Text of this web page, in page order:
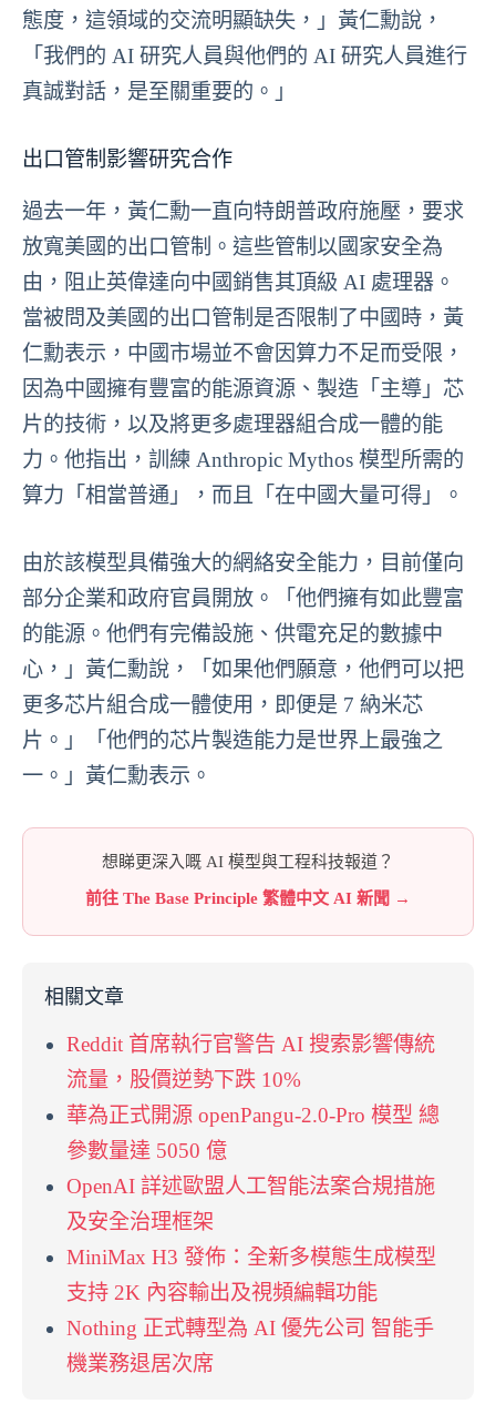
態度，這領域的交流明顯缺失，」黃仁勳說，
「我們的 AI 研究人員與他們的 AI 研究人員進行
真誠對話，是至關重要的。」
出口管制影響研究合作
過去一年，黃仁勳一直向特朗普政府施壓，要求
放寬美國的出口管制。這些管制以國家安全為
由，阻止英偉達向中國銷售其頂級 AI 處理器。
當被問及美國的出口管制是否限制了中國時，黃
仁勳表示，中國市場並不會因算力不足而受限，
因為中國擁有豐富的能源資源、製造「主導」芯
片的技術，以及將更多處理器組合成一體的能
力。他指出，訓練 Anthropic Mythos 模型所需的
算力「相當普通」，而且「在中國大量可得」。
由於該模型具備強大的網絡安全能力，目前僅向
部分企業和政府官員開放。「他們擁有如此豐富
的能源。他們有完備設施、供電充足的數據中
心，」黃仁勳說，「如果他們願意，他們可以把
更多芯片組合成一體使用，即便是 7 納米芯
片。」「他們的芯片製造能力是世界上最強之
一。」黃仁勳表示。
想睇更深入嘅 AI 模型與工程科技報道？
前往 The Base Principle 繁體中文 AI 新聞 →
相關文章
Reddit 首席執行官警告 AI 搜索影響傳統
流量，股價逆勢下跌 10%
華為正式開源 openPangu-2.0-Pro 模型 總
參數量達 5050 億
OpenAI 詳述歐盟人工智能法案合規措施
及安全治理框架
MiniMax H3 發佈：全新多模態生成模型
支持 2K 內容輸出及視頻編輯功能
Nothing 正式轉型為 AI 優先公司 智能手
機業務退居次席